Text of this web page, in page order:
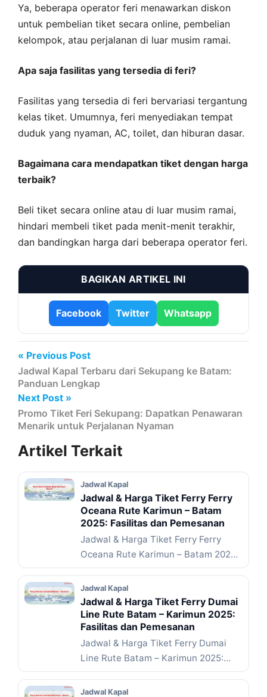
Ya, beberapa operator feri menawarkan diskon
untuk pembelian tiket secara online, pembelian
kelompok, atau perjalanan di luar musim ramai.
Apa saja fasilitas yang tersedia di feri?
Fasilitas yang tersedia di feri bervariasi tergantung
kelas tiket. Umumnya, feri menyediakan tempat
duduk yang nyaman, AC, toilet, dan hiburan dasar.
Bagaimana cara mendapatkan tiket dengan harga
terbaik?
Beli tiket secara online atau di luar musim ramai,
hindari membeli tiket pada menit-menit terakhir,
dan bandingkan harga dari beberapa operator feri.
BAGIKAN ARTIKEL INI
Facebook Twitter Whatsapp
« Previous Post
Jadwal Kapal Terbaru dari Sekupang ke Batam:
Panduan Lengkap
Next Post »
Promo Tiket Feri Sekupang: Dapatkan Penawaran
Menarik untuk Perjalanan Nyaman
Artikel Terkait
Jadwal Kapal
Jadwal & Harga Tiket Ferry Ferry
Oceana Rute Karimun – Batam
2025: Fasilitas dan Pemesanan
Jadwal & Harga Tiket Ferry Ferry
Oceana Rute Karimun – Batam 2025:
Fasilitas dan Pemesanan ... Baca
Selengkapnya
Jadwal Kapal
Jadwal & Harga Tiket Ferry Dumai
Line Rute Batam – Karimun 2025:
Fasilitas dan Pemesanan
Jadwal & Harga Tiket Ferry Dumai
Line Rute Batam – Karimun 2025:
Fasilitas dan Pemesanan ... Baca
Selengkapnya
Jadwal Kapal